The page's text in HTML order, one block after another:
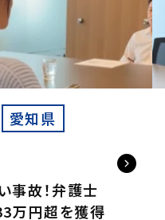
愛知県
事故！弁護士
万円超を獲得